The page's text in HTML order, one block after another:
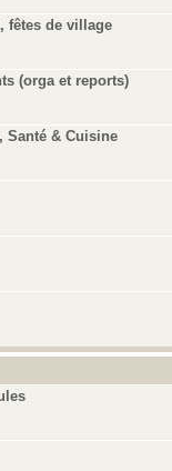
fêtes de village
(orga et reports)
Santé & Cuisine